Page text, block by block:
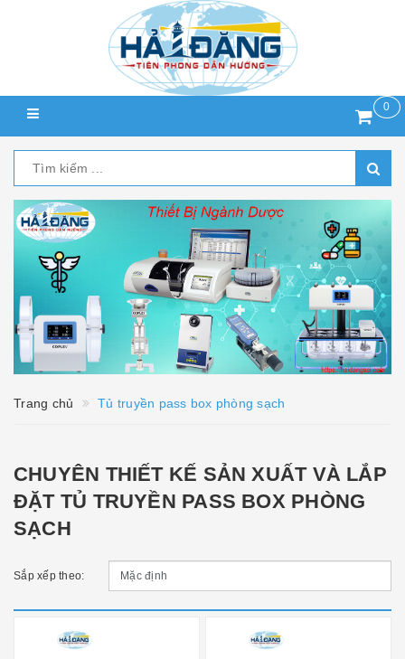
0
Trang chủ Tủ truyền pass box phòng sạch
CHUYÊN THIẾT KẾ SẢN XUẤT VÀ LẮP
ĐẶT TỦ TRUYỀN PASS BOX PHÒNG
SẠCH
Sắp xếp theo: